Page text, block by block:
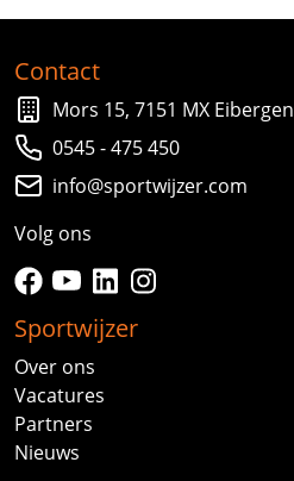
Contact
Mors 15, 7151 MX Eibergen
0545 - 475 450
info@sportwijzer.com
Volg ons
facebook
youtubelinkedininstagram
Sportwijzer
Over ons
Vacatures
Partners
Nieuws